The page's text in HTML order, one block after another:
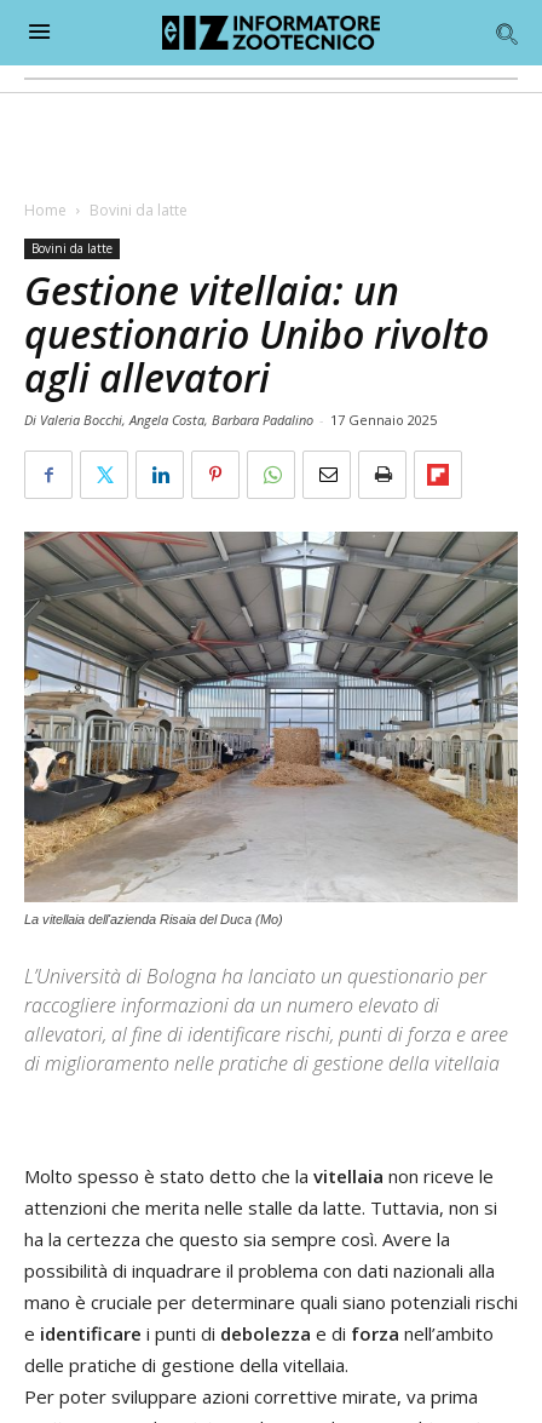
Home Bovini da latte
Bovini da latte
Gestione vitellaia: un
questionario Unibo rivolto
agli allevatori
Di Valeria Bocchi, Angela Costa, Barbara Padalino - 17 Gennaio 2025
La vitellaia dell'azienda Risaia del Duca (Mo)
L’Università di Bologna ha lanciato un questionario per
raccogliere informazioni da un numero elevato di
allevatori, al fine di identificare rischi, punti di forza e aree
di miglioramento nelle pratiche di gestione della vitellaia
Molto spesso è stato detto che la vitellaia non riceve le
attenzioni che merita nelle stalle da latte. Tuttavia, non si
ha la certezza che questo sia sempre così. Avere la
possibilità di inquadrare il problema con dati nazionali alla
mano è cruciale per determinare quali siano potenziali rischi
e identificare i punti di debolezza e di forza nell’ambito
delle pratiche di gestione della vitellaia.
Per poter sviluppare azioni correttive mirate, va prima